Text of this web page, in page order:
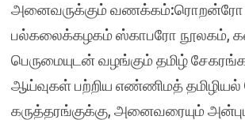
அனைவருக்கும் வணக்கம்:ரொறன்ரோ
பல்கலைக்கழகம் ஸ்காபரோ நூலகம்,
பெருமையுடன் வழங்கும் தமிழ்
ஆய்வுகள் பற்றிய எண்ணிமத் தமிழியல்
கருத்தரங்குக்கு, அனைவரையும்